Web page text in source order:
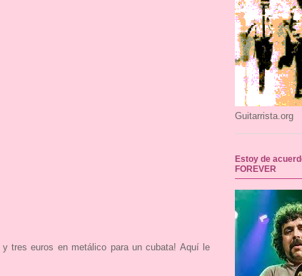
tres euros en metálico para un cubata! Aquí le
Guitarrista.org
Estoy de
FOREVER